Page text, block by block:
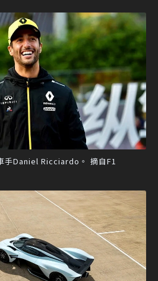
手Daniel Ricciardo。 摘自F1